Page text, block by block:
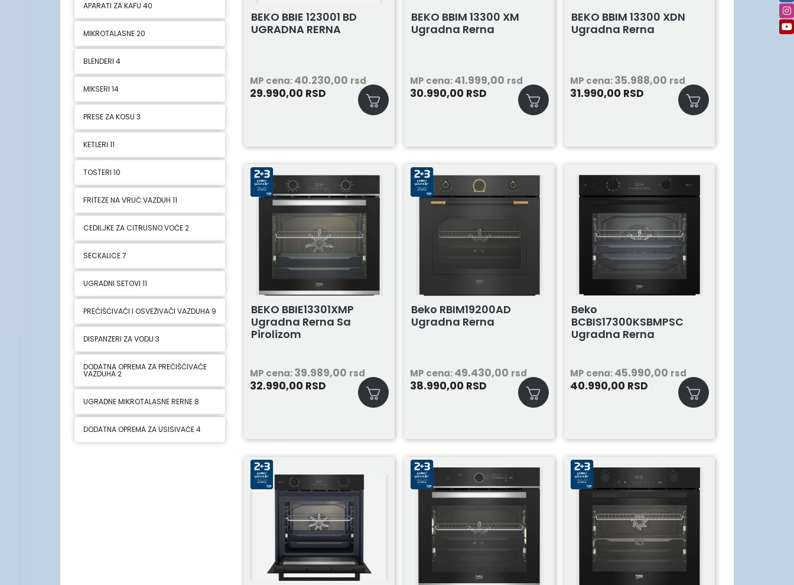
APARATI ZA KAFU 40
MIKROTALASNE20
BLENDERI 4
MIKSERI 14
PRESE ZA KOSU 3
KETLERI 11
TOSTERI 10
FRITEZE NA VRUĆ VAZDUH 11
CEDILJKE ZA CITRUSNO VOĆE2
SECKALICE7
UGRADNI SETOVI 11
PREČIŠĆIVAČI I OSVEŽIVAČI VAZDUHA 9
DISPANZERI ZA VODU 3
DODATNA OPREMA ZA PREČIŠĆIVAČE
VAZDUHA2
UGRADNE MIKROTALASNE RERNE8
DODATNA OPREMA ZA USISIVAČE4
BEKO BBIE 123001 BD
UGRADNA RERNA
MP cena:40.230,00 rsd
29.990,00 RSD
BEKO BBIM 13300 XM
Ugradna Rerna
MP cena:41.999,00 rsd
30.990,00 RSD
BEKO BBIM 13300 XDN
Ugradna Rerna
MP cena:35.988,00 rsd
31.990,00 RSD
BEKO BBIE13301XMP
Ugradna Rerna Sa
Pirolizom
MP cena:39.989,00 rsd
32.990,00 RSD
Beko RBIM19200AD
Ugradna Rerna
MP cena:49.430,00 rsd
38.990,00 RSD
Beko
BCBIS17300KSBMPSC
Ugradna Rerna
MP cena:45.990,00 rsd
40.990,00 RSD